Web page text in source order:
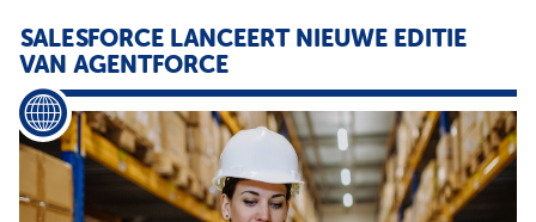
SALESFORCE LANCEERT NIEUWE EDITIE
VAN AGENTFORCE